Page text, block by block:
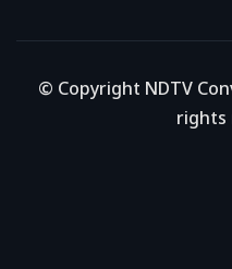
© Copyright NDTV
rights